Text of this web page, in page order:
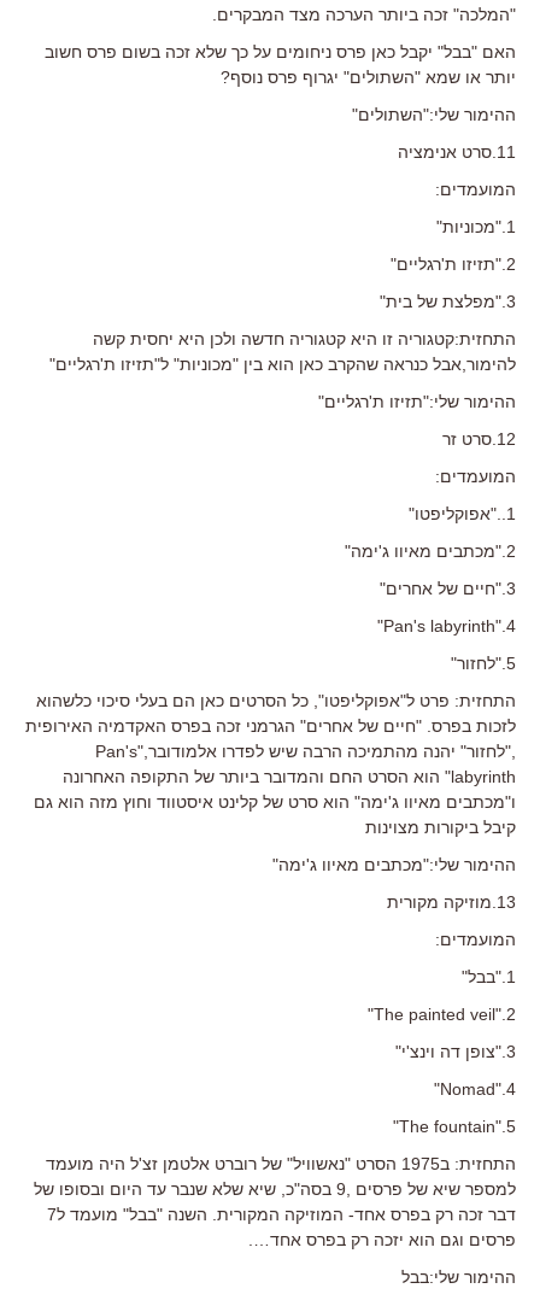
"המלכה" זכה ביותר הערכה מצד המבקרים.
האם "בבל" יקבל כאן פרס ניחומים על כך שלא זכה בשום פרס חשוב
יותר או שמא "השתולים" יגרוף פרס נוסף?
ההימור שלי:"השתולים"
11.סרט אנימציה
המועמדים:
1."מכוניות"
2."תזיזו ת'רגליים"
3."מפלצת של בית"
התחזית:קטגוריה זו היא קטגוריה חדשה ולכן היא יחסית קשה
להימור,אבל כנראה שהקרב כאן הוא בין "מכוניות" ל"תזיזו ת'רגליים"
ההימור שלי:"תזיזו ת'רגליים"
12.סרט זר
המועמדים:
1.."אפוקליפטו"
2."מכתבים מאיוו ג'ימה"
3."חיים של אחרים"
4."Pan's labyrinth"
5."לחזור"
התחזית: פרט ל"אפוקליפטו", כל הסרטים כאן הם בעלי סיכוי כלשהוא
לזכות בפרס. "חיים של אחרים" הגרמני זכה בפרס האקדמיה האירופית
,"לחזור" יהנה מהתמיכה הרבה שיש לפדרו אלמודובר,"Pan's
labyrinth" הוא הסרט החם והמדובר ביותר של התקופה האחרונה
ו"מכתבים מאיוו ג'ימה" הוא סרט של קלינט איסטווד וחוץ מזה הוא גם
קיבל ביקורות מצוינות
ההימור שלי:"מכתבים מאיוו ג'ימה"
13.מוזיקה מקורית
המועמדים:
1."בבל"
2."The painted veil"
3."צופן דה וינצ'י"
4."Nomad"
5."The fountain"
התחזית: ב1975 הסרט "נאשוויל" של רוברט אלטמן זצ'ל היה מועמד
למספר שיא של פרסים ,9 בסה"כ, שיא שלא שנבר עד היום ובסופו של
דבר זכה רק בפרס אחד- המוזיקה המקורית. השנה "בבל" מועמד ל7
פרסים וגם הוא יזכה רק בפרס אחד….
ההימור שלי:בבל